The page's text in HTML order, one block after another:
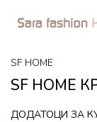
SF HOME
SF HOME
ДОДАТОЦИ ЗА